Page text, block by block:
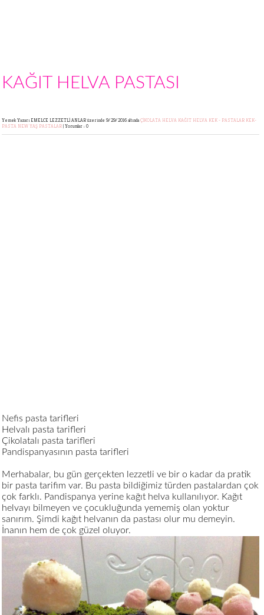
KAĞIT HELVA PASTASI
Yemek Yazarı EMELCE LEZZETLİ ANLARüzerinde 9/29/2016 altında ÇİKOLATA HELVA KAĞIT HELVA KEK - PASTALAR KEK-
PASTA NEW YAŞ PASTALAR | Yorumlar : 0
Nefis pasta tarifleri
Helvalı pasta tarifleri
Çikolatalı pasta tarifleri
Pandispanyasının pasta tarifleri
Merhabalar, bu gün gerçekten lezzetli ve bir o kadar da pratik
bir pasta tarifim var. Bu pasta bildiğimiz türden pastalardan çok
çok farklı. Pandispanya yerine kağıt helva kullanılıyor. Kağıt
helvayı bilmeyen ve çocukluğunda yememiş olan yoktur
sanırım. Şimdi kağıt helvanın da pastası olur mu demeyin.
İnanın hem de çok güzel oluyor.